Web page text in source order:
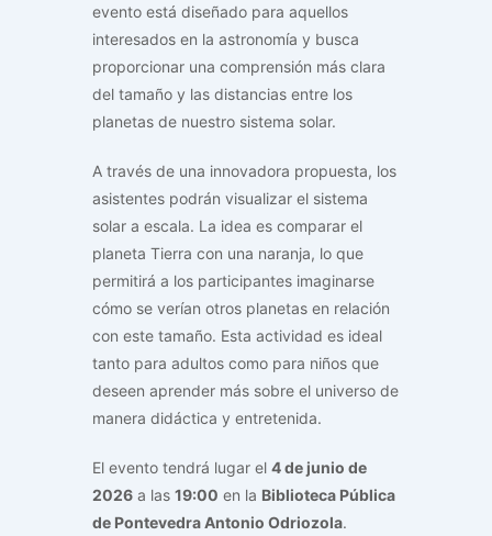
evento está diseñado para aquellos
interesados en la astronomía y busca
proporcionar una comprensión más clara
del tamaño y las distancias entre los
planetas de nuestro sistema solar.
A través de una innovadora propuesta, los
asistentes podrán visualizar el sistema
solar a escala. La idea es comparar el
planeta Tierra con una naranja, lo que
permitirá a los participantes imaginarse
cómo se verían otros planetas en relación
con este tamaño. Esta actividad es ideal
tanto para adultos como para niños que
deseen aprender más sobre el universo de
manera didáctica y entretenida.
El evento tendrá lugar el 4 de junio de
2026 a las 19:00 en la Biblioteca Pública
de Pontevedra Antonio Odriozola.